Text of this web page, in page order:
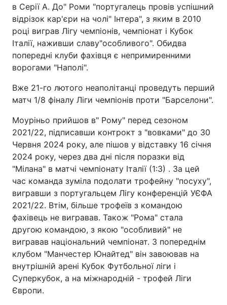
в Серії А. До" Роми "португалець провів успішний
відрізок кар'єри на чолі" Інтера", з яким в 2010
році виграв Лігу чемпіонів, чемпіонат і Кубок
Італії, наживши славу"особливого". Обидва
попередні клуби фахівця є непримиренними
ворогами "Наполі".
Вже 21-го лютого неаполітанці проведуть перший
матч 1/8 фіналу Ліги чемпіонів проти "Барселони".
Моуріньо прийшов в" Рому" перед сезоном
2021/22, підписавши контрокт з "вовками" до 30
Червня 2024 року, але пішов у відставку 16 січня
2024 року, через два дні після поразки від
"Мілана" в матчі чемпіонату Італії (1:3) . За цей
час команда зуміла подолати трофейну "посуху",
вигравши з португальцем Лігу конференцій УЄФА
2021/22. Втім, більше трофеїв з командою
фахівець не вигравав. Також "Рома" стала
другою командою, з якою "особливий" не
вигравав національний чемпіонат. З попереднім
клубом "Манчестер Юнайтед" він завоював на
внутрішній арені Кубок Футбольної ліги і
Суперкубок, а на міжнародній - трофей Ліги
Європи.